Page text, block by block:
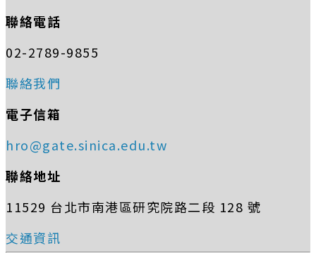
聯絡電話
02-2789-9855
聯絡我們
電子信箱
hro@gate.sinica.edu.tw
聯絡地址
11529 台北市南港區研究院路二段 128 號
交通資訊